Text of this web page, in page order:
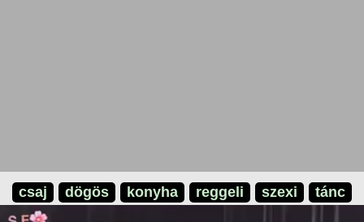
csaj dögös konyha reggeli szexi tánc